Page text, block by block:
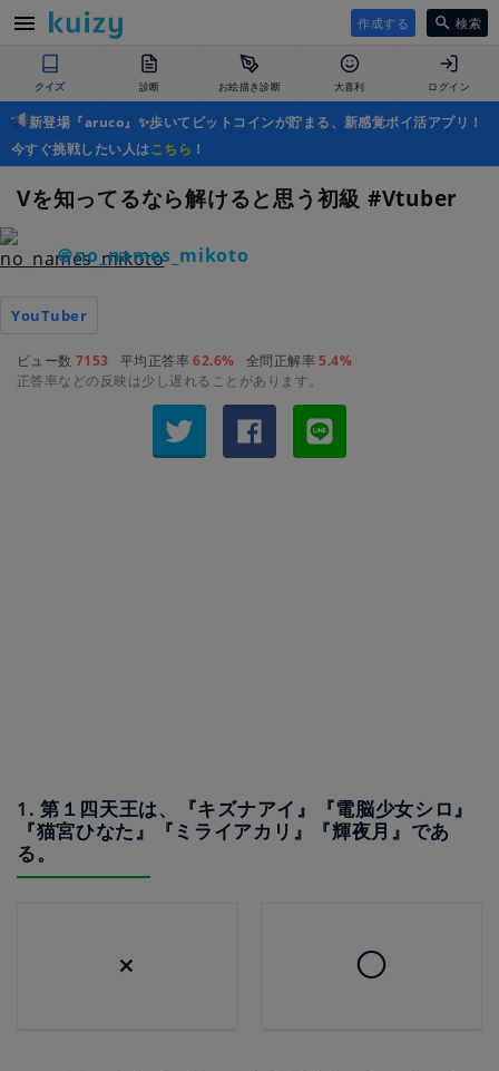
作成する 検索
クイズ 診断 お絵描き診断 大喜利 ログイン
新登場『aruco』✨歩いてビットコインが貯まる、新感覚ポイ活アプリ！
今すぐ挑戦したい人はこちら ！
Vを知ってるなら解けると思う初級 #Vtuber
＠no_names_mikoto
YouTuber
ビュー数 7153 平均正答率62.6% 全問正解率5.4%
正答率などの反映は少し遅れることがあります。
1. 第１四天王は、『キズナアイ』『電脳少女シロ』
『猫宮ひなた』『ミライアカリ』『輝夜月』であ
る。
× ◯